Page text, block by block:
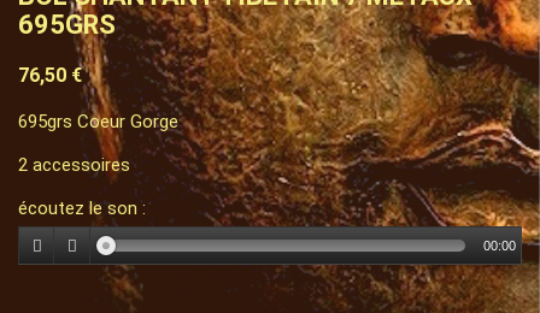
695GRS
76,50 €
695grs Coeur Gorge
2 accessoires
écoutez le son :
00:00